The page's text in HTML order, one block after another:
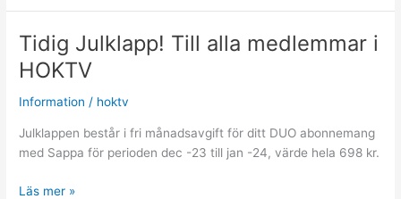
Tidig Julklapp! Till alla medlemmar i
HOKTV
Information / hoktv
Julklappen består i fri månadsavgift för ditt DUO abonnemang
med Sappa för perioden dec -23 till jan -24, värde hela 698 kr.
Tidig
Läs mer »